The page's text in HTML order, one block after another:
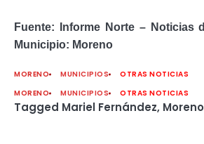
Fuente: Informe Norte – Noticias
Municipio: Moreno
MORENO MUNICIPIOS
OTRAS NOTICIAS
MORENO
MUNICIPIOS OTRAS NOTICIAS
Tagged Mariel Fernández, Moreno